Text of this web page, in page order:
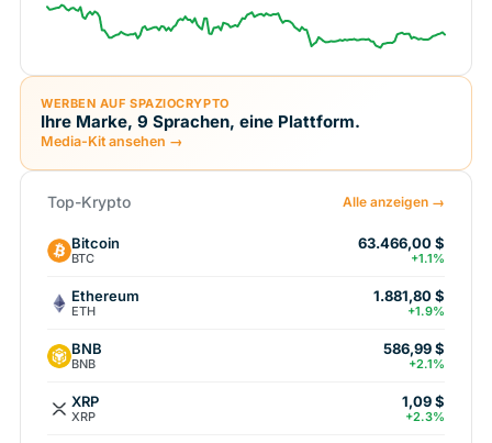
WERBEN AUF SPAZIOCRYPTO
Ihre Marke, 9 Sprachen, eine Plattform.
Media-Kit ansehen →
Top-Krypto Alle anzeigen →
Bitcoin
BTC
63.466,00 $
+1.1%
Ethereum
ETH
1.881,80 $
+1.9%
BNB
BNB
586,99 $
+2.1%
XRP
XRP
1,09 $
+2.3%